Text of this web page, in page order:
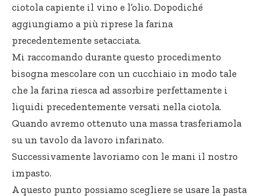
ciotola capiente il vino e l’olio. Dopodiché
aggiungiamo a più riprese la farina
precedentemente setacciata.
Mi raccomando durante questo procedimento
bisogna mescolare con un cucchiaio in modo tale
che la farina riesca ad assorbire perfettamente i
liquidi precedentemente versati nella ciotola.
Quando avremo ottenuto una massa trasferiamola
su un tavolo da lavoro infarinato.
Successivamente lavoriamo con le mani il nostro
impasto.
A questo punto possiamo scegliere se usare la pasta